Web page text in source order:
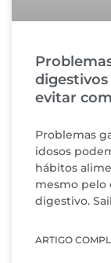
digestivos
evitar
Problemas
idosos
hábitos
mesmo pelo
digestivo.
ARTIGO